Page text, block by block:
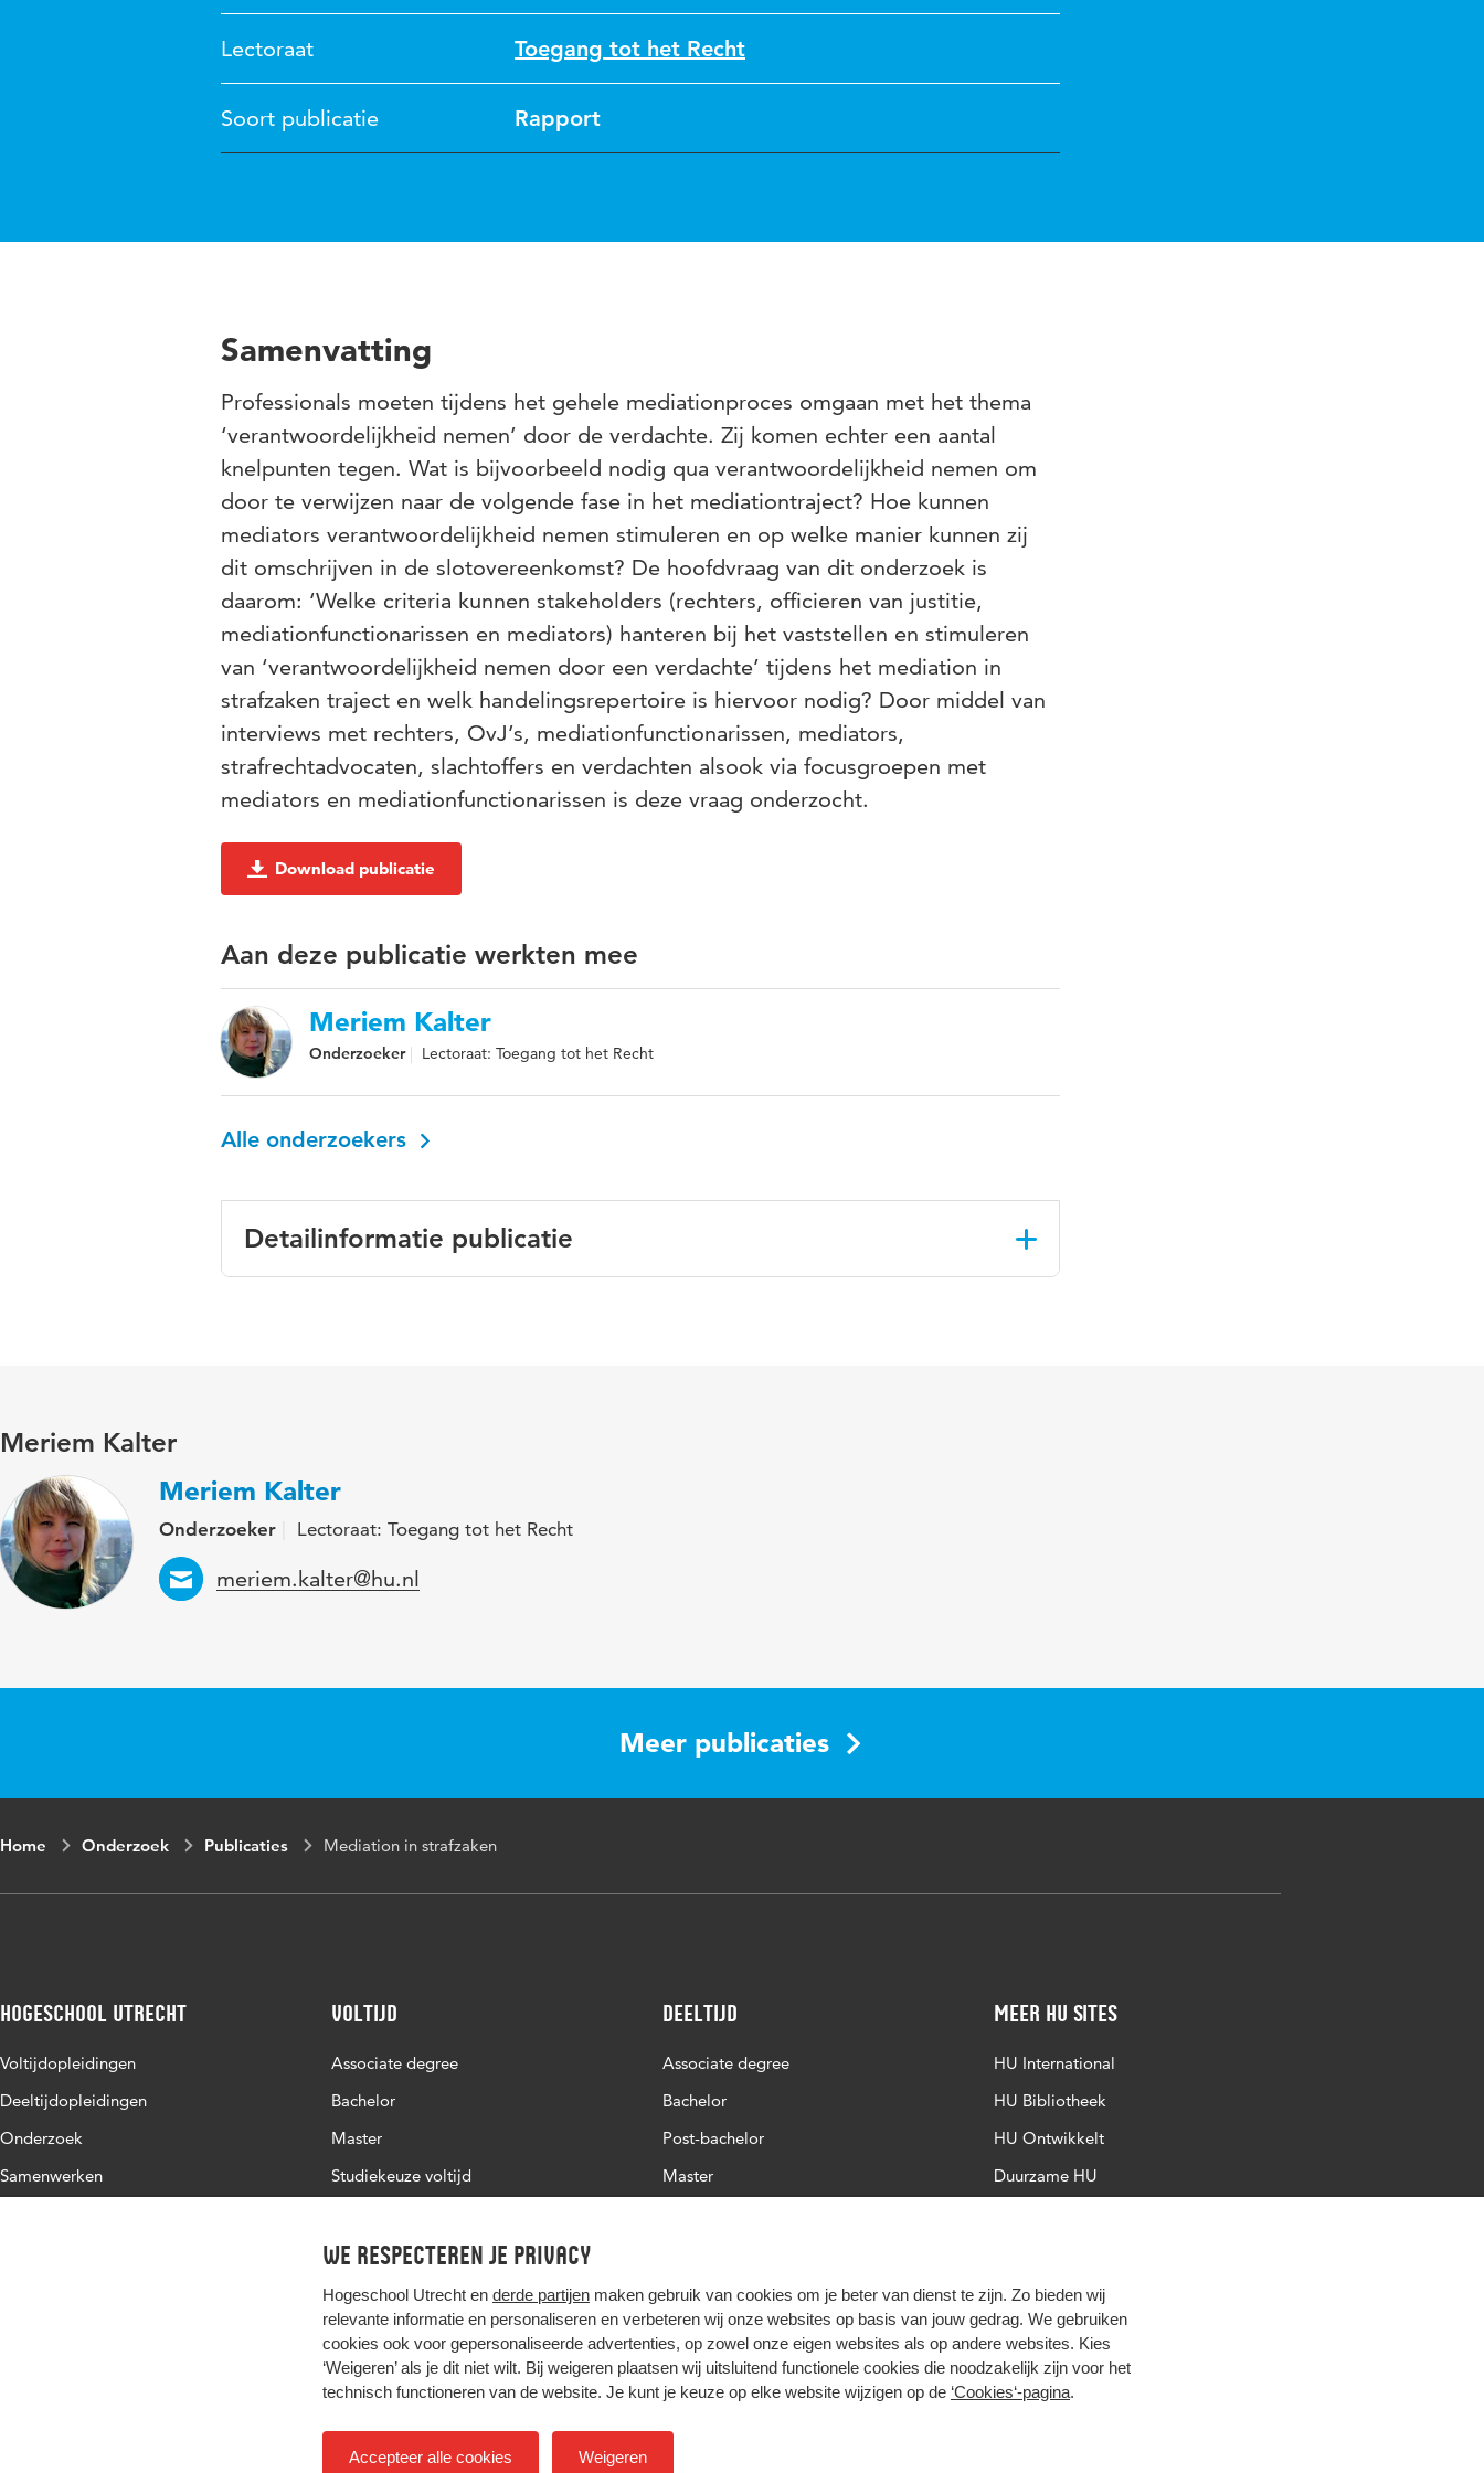
We respecteren je privacy
Hogeschool Utrecht en derde partijen maken gebruik van cookies om je beter van dienst te zijn. Zo bieden wij
relevante informatie en personaliseren en verbeteren wij onze websites op basis van jouw gedrag. We gebruiken
cookies ook voor gepersonaliseerde advertenties, op zowel onze eigen websites als op andere websites. Kies
‘Weigeren’ als je dit niet wilt. Bij weigeren plaatsen wij uitsluitend functionele cookies die noodzakelijk zijn voor het
technisch functioneren van de website. Je kunt je keuze op elke website wijzigen op de ‘Cookies‘-pagina.
Accepteer alle cookies Weigeren
Lectoraat Toegang tot het Recht
Soort publicatie Rapport
Samenvatting
Professionals moeten tijdens het gehele mediationproces omgaan met het thema
‘verantwoordelijkheid nemen’ door de verdachte. Zij komen echter een aantal
knelpunten tegen. Wat is bijvoorbeeld nodig qua verantwoordelijkheid nemen om
door te verwijzen naar de volgende fase in het mediationtraject? Hoe kunnen
mediators verantwoordelijkheid nemen stimuleren en op welke manier kunnen zij
dit omschrijven in de slotovereenkomst? De hoofdvraag van dit onderzoek is
daarom: ‘Welke criteria kunnen stakeholders (rechters, officieren van justitie,
mediationfunctionarissen en mediators) hanteren bij het vaststellen en stimuleren
van ‘verantwoordelijkheid nemen door een verdachte’ tijdens het mediation in
strafzaken traject en welk handelingsrepertoire is hiervoor nodig? Door middel van
interviews met rechters, OvJ’s, mediationfunctionarissen, mediators,
strafrechtadvocaten, slachtoffers en verdachten alsook via focusgroepen met
mediators en mediationfunctionarissen is deze vraag onderzocht.
Download publicatie
Aan deze publicatie werkten mee
Meriem Kalter
Onderzoeker Lectoraat: Toegang tot het Recht
Alle onderzoekers
Detailinformatie publicatie
Meriem Kalter
Meriem Kalter
Onderzoeker Lectoraat: Toegang tot het Recht
Email
meriem.kalter@hu.nl
Meer publicaties
Home Onderzoek Publicaties Mediation in strafzaken
Hogeschool Utrecht
Voltijdopleidingen
Deeltijdopleidingen
Onderzoek
Samenwerken
Voltijd
Associate degree
Bachelor
Master
Studiekeuze voltijd
Deeltijd
Associate degree
Bachelor
Post-bachelor
Master
Meer HU sites
HU International
HU Bibliotheek
HU Ontwikkelt
Duurzame HU
Hier komt alles samen